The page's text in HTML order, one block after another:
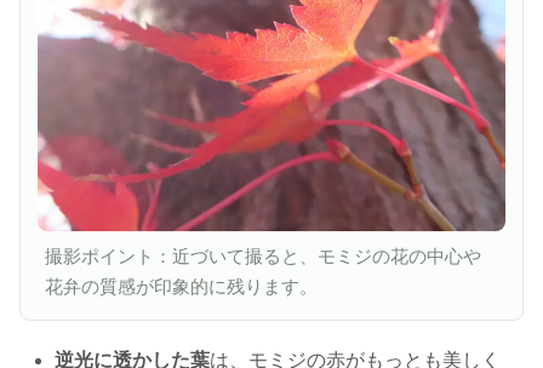
撮影ポイント：近づいて撮ると、モミジの花の中心や
花弁の質感が印象的に残ります。
逆光に透かした葉は、モミジの赤がもっとも美しく